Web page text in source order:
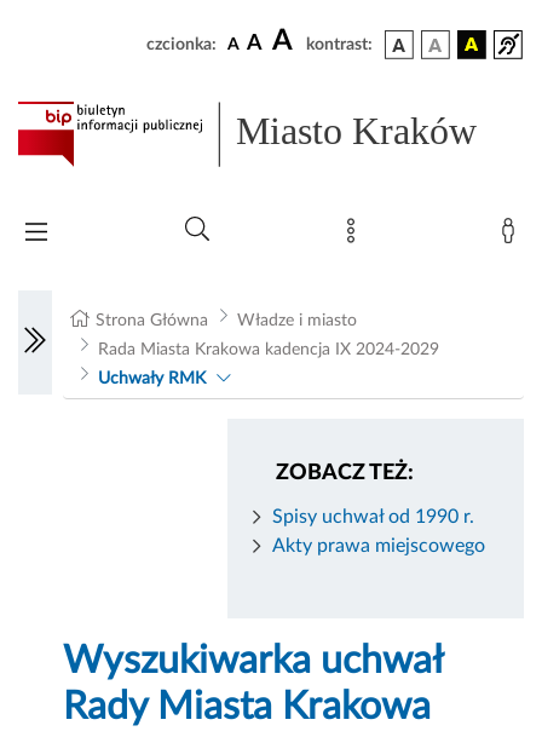
czcionka: A A A kontrast:
Miasto Kraków
Strona Główna
Władze i miasto
Rada Miasta Krakowa kadencja IX 2024-2029
Uchwały RMK
ZOBACZ TEŻ:
Spisy uchwał od 1990 r.
Akty prawa miejscowego
Wyszukiwarka uchwał
Rady Miasta Krakowa